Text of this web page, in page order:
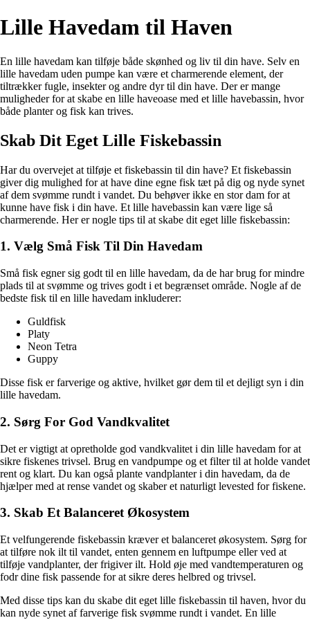
Lille Havedam til Haven
En lille havedam kan tilføje både skønhed og liv til din have. Selv en
lille havedam uden pumpe kan være et charmerende element, der
tiltrækker fugle, insekter og andre dyr til din have. Der er mange
muligheder for at skabe en lille haveoase med et lille havebassin, hvor
både planter og fisk kan trives.
Skab Dit Eget Lille Fiskebassin
Har du overvejet at tilføje et fiskebassin til din have? Et fiskebassin
giver dig mulighed for at have dine egne fisk tæt på dig og nyde synet
af dem svømme rundt i vandet. Du behøver ikke en stor dam for at
kunne have fisk i din have. Et lille havebassin kan være lige så
charmerende. Her er nogle tips til at skabe dit eget lille fiskebassin:
1. Vælg Små Fisk Til Din Havedam
Små fisk egner sig godt til en lille havedam, da de har brug for mindre
plads til at svømme og trives godt i et begrænset område. Nogle af de
bedste fisk til en lille havedam inkluderer:
Guldfisk
Platy
Neon Tetra
Guppy
Disse fisk er farverige og aktive, hvilket gør dem til et dejligt syn i din
lille havedam.
2. Sørg For God Vandkvalitet
Det er vigtigt at opretholde god vandkvalitet i din lille havedam for at
sikre fiskenes trivsel. Brug en vandpumpe og et filter til at holde vandet
rent og klart. Du kan også plante vandplanter i din havedam, da de
hjælper med at rense vandet og skaber et naturligt levested for fiskene.
3. Skab Et Balanceret Økosystem
Et velfungerende fiskebassin kræver et balanceret økosystem. Sørg for
at tilføre nok ilt til vandet, enten gennem en luftpumpe eller ved at
tilføje vandplanter, der frigiver ilt. Hold øje med vandtemperaturen og
fodr dine fisk passende for at sikre deres helbred og trivsel.
Med disse tips kan du skabe dit eget lille fiskebassin til haven, hvor du
kan nyde synet af farverige fisk svømme rundt i vandet. En lille